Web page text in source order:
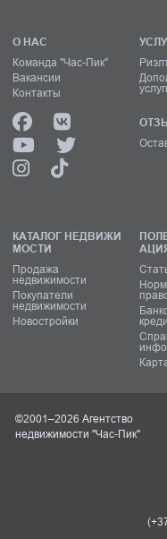
О НАС
Команда "Час-Пик"
Вакансии
Контакты
КАТАЛОГ НЕДВИЖИ
МОСТИ
Продажа
недвижимости
Покупатели
недвижимости
Новостройки
©2001–2026 Агентство
недвижимости "Час-Пик"